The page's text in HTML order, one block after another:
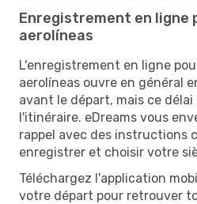
Enregistrement en ligne
aerolíneas
L'enregistrement en ligne
aerolíneas ouvre en général
avant le départ, mais ce
l'itinéraire. eDreams vous
rappel avec des instructions
enregistrer et choisir votre
Téléchargez l'application
votre départ pour retrouver